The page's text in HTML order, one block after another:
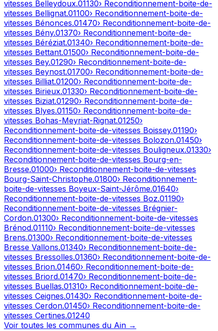
vitesses Belleydoux.01130› Reconditionnement-boite-de-
vitesses Bellignat.01100› Reconditionnement-boite-de-
vitesses Bénonces.01470› Reconditionnement-boite-de-
vitesses Bény.01370› Reconditionnement-boite-de-
vitesses Béréziat.01340› Reconditionnement-boite-de-
vitesses Bettant.01500› Reconditionnement-boite-de-
vitesses Bey.01290› Reconditionnement-boite-de-
vitesses Beynost.01700› Reconditionnement-boite-de-
vitesses Billiat.01200› Reconditionnement-boite-de-
vitesses Birieux.01330› Reconditionnement-boite-de-
vitesses Biziat.01290› Reconditionnement-boite-de-
vitesses Blyes.01150› Reconditionnement-boite-de-
vitesses Bohas-Meyriat-Rignat.01250›
Reconditionnement-boite-de-vitesses Boissey.01190›
Reconditionnement-boite-de-vitesses Bolozon.01450›
Reconditionnement-boite-de-vitesses Bouligneux.01330›
Reconditionnement-boite-de-vitesses Bourg-en-
Bresse.01000› Reconditionnement-boite-de-vitesses
Bourg-Saint-Christophe.01800› Reconditionnement-
boite-de-vitesses Boyeux-Saint-Jérôme.01640›
Reconditionnement-boite-de-vitesses Boz.01190›
Reconditionnement-boite-de-vitesses Brégnier-
Cordon.01300› Reconditionnement-boite-de-vitesses
Brénod.01110› Reconditionnement-boite-de-vitesses
Brens.01300› Reconditionnement-boite-de-vitesses
Bresse Vallons.01340› Reconditionnement-boite-de-
vitesses Bressolles.01360› Reconditionnement-boite-de-
vitesses Brion.01460› Reconditionnement-boite-de-
vitesses Briord.01470› Reconditionnement-boite-de-
vitesses Buellas.01310› Reconditionnement-boite-de-
vitesses Ceignes.01430› Reconditionnement-boite-de-
vitesses Cerdon.01450› Reconditionnement-boite-de-
vitesses Certines.01240
Voir toutes les communes du Ain →